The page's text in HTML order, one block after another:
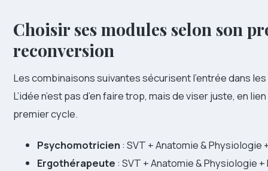
Choisir ses modules selon son
reconversion
Les combinaisons suivantes sécurisent l’entrée dans
L’idée n’est pas d’en faire trop, mais de viser juste, en
premier cycle.
Psychomotricien : SVT + Anatomie & Physiologie
Ergothérapeute : SVT + Anatomie & Physiologie